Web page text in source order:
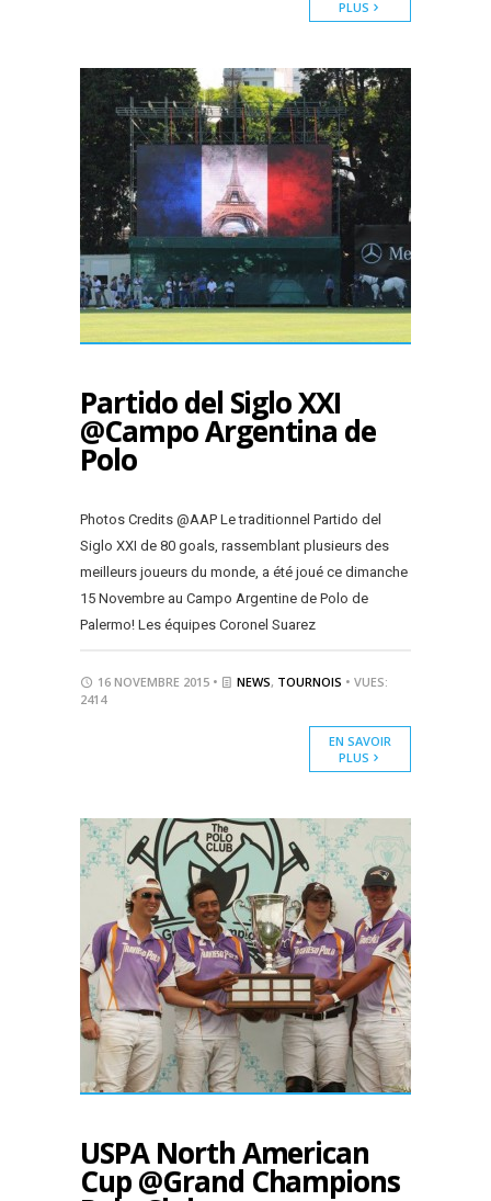
PLUS
Partido del Siglo XXI
@Campo Argentina de
Polo
Photos Credits @AAP Le traditionnel Partido del
Siglo XXI de 80 goals, rassemblant plusieurs des
meilleurs joueurs du monde, a été joué ce dimanche
15 Novembre au Campo Argentine de Polo de
Palermo! Les équipes Coronel Suarez
16 NOVEMBRE 2015 • NEWS, TOURNOIS • VUES:
2414
EN SAVOIR
PLUS
USPA North American
Cup @Grand Champions